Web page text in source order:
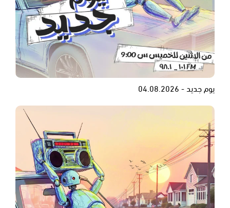
يوم جديد - 04.08.2026